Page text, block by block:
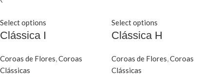
Select options
Clássica I
Coroas de Flores,Coroas
Clássicas
Select options
Clássica H
Coroas de Flores,Coroas
Clássicas